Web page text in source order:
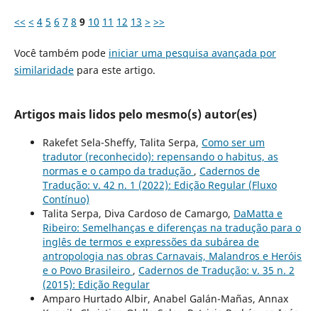
<< < 4 5 6 7 8 9 10 11 12 13 > >>
Você também pode iniciar uma pesquisa avançada por
similaridadepara este artigo.
Artigos mais lidos pelo mesmo(s) autor(es)
Rakefet Sela-Sheffy, Talita Serpa, Como ser um
tradutor (reconhecido): repensando o habitus, as
normas e o campo da tradução , Cadernos de
Tradução: v. 42 n. 1 (2022): Edição Regular (Fluxo
Contínuo)
Talita Serpa, Diva Cardoso de Camargo, DaMatta e
Ribeiro: Semelhanças e diferenças na tradução para o
inglês de termos e expressões da subárea de
antropologia nas obras Carnavais, Malandros e Heróis
e o Povo Brasileiro , Cadernos de Tradução: v. 35 n. 2
(2015): Edição Regular
Amparo Hurtado Albir, Anabel Galán-Mañas, Annax